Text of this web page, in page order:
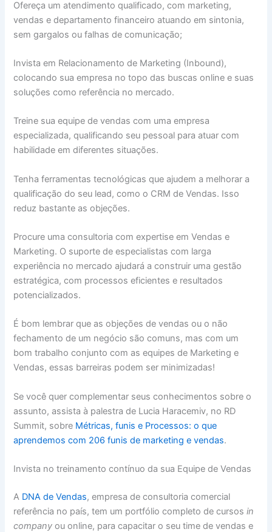
Ofereça um atendimento qualificado, com marketing,
vendas e departamento financeiro atuando em sintonia,
sem gargalos ou falhas de comunicação;
Invista em Relacionamento de Marketing (Inbound),
colocando sua empresa no topo das buscas online e suas
soluções como referência no mercado.
Treine sua equipe de vendas com uma empresa
especializada, qualificando seu pessoal para atuar com
habilidade em diferentes situações.
Tenha ferramentas tecnológicas que ajudem a melhorar a
qualificação do seu lead, como o CRM de Vendas. Isso
reduz bastante as objeções.
Procure uma consultoria com expertise em Vendas e
Marketing. O suporte de especialistas com larga
experiência no mercado ajudará a construir uma gestão
estratégica, com processos eficientes e resultados
potencializados.
É bom lembrar que as objeções de vendas ou o não
fechamento de um negócio são comuns, mas com um
bom trabalho conjunto com as equipes de Marketing e
Vendas, essas barreiras podem ser minimizadas!
Se você quer complementar seus conhecimentos sobre o
assunto, assista à palestra de Lucia Haracemiv, no RD
Summit, sobre Métricas, funis e Processos: o que
aprendemos com 206 funis de marketing e vendas.
Invista no treinamento contínuo da sua Equipe de Vendas
A DNA de Vendas, empresa de consultoria comercial
referência no país, tem um portfólio completo de cursosin
company ou online, para capacitar o seu time de vendas e